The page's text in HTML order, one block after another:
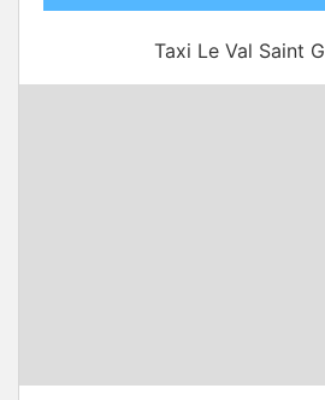
Taxi Le Val Saint